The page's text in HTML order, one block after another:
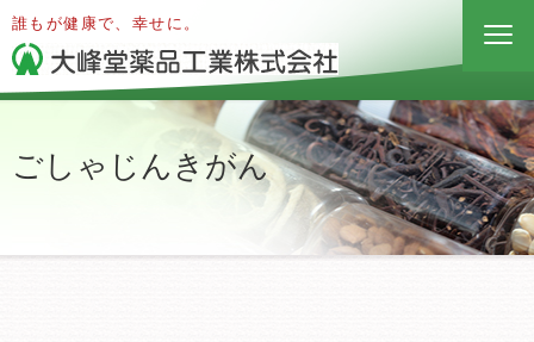
誰もが健康で、幸せに。
ごしゃじんきがん